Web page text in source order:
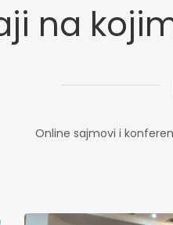
na
Online sajmovi i